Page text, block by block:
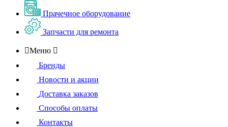
Прачечное оборудование
Запчасти для ремонта
Меню 
Бренды
Новости и акции
Доставка заказов
Способы оплаты
Контакты